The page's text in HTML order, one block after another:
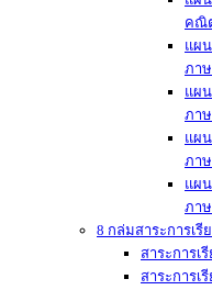
คณิ
แผ
ภา
แผ
ภา
แผ
ภา
แผ
ภาษ
8 กล่มสาระการเรี
สาระการเ
สาระการเ